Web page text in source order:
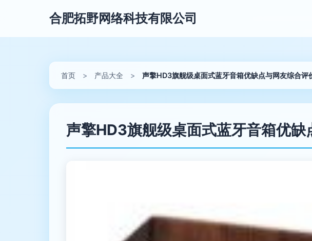
合肥拓野网络科技有限公司
首页 > 产品大全 > 声擎HD3旗舰级桌面式蓝牙音箱优缺点与网友综合评
声擎HD3旗舰级桌面式蓝牙音箱优缺